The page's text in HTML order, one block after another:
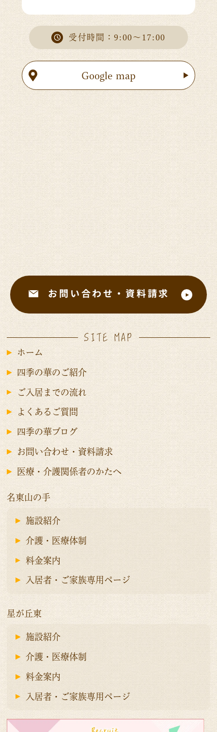
受付時間：9:00～17:00
Google map
お問い合わせ・資料請求
SITE MAP
ホーム
四季の華のご紹介
ご入居までの流れ
よくあるご質問
四季の華ブログ
お問い合わせ・資料請求
医療・介護関係者のかたへ
名東山の手
施設紹介
介護・医療体制
料金案内
入居者・ご家族専用ページ
星が丘東
施設紹介
介護・医療体制
料金案内
入居者・ご家族専用ページ